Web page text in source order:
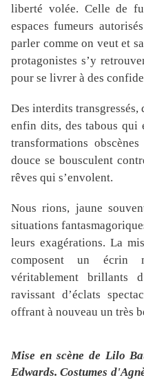
liberté volée. Celle de
espaces fumeurs
parler comme on veut et
protagonistes s’y
pour se livrer à des
Des interdits
enfin dits, des tabous qui
transformations
douce se bousculent
rêves qui s’envolent.
Nous rions, jaune
situations
leurs exagérations. La
composent un écrin
véritablement brillants
ravissant d’éclats
offrant à nouveau un très
Mise en scène de Lilo
Edwards.Costumes d'